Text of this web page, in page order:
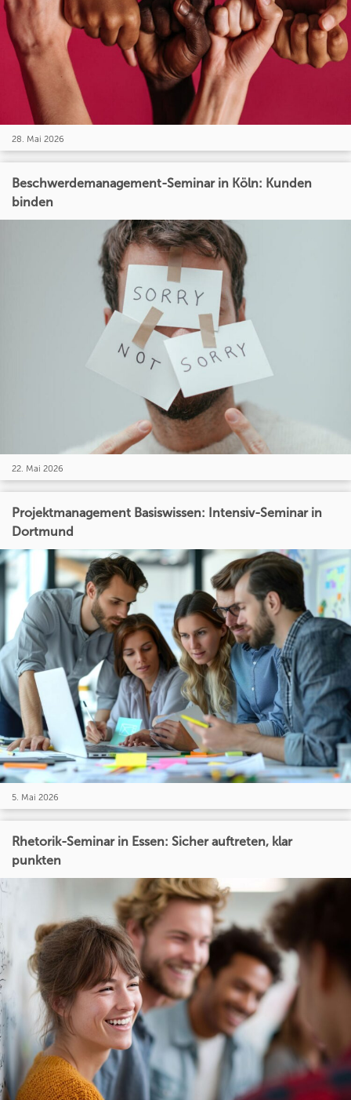
28. Mai 2026
Beschwerdemanagement-Seminar in Köln: Kunden
binden
22. Mai 2026
Projektmanagement Basiswissen: Intensiv-Seminar in
Dortmund
5. Mai 2026
Rhetorik-Seminar in Essen: Sicher auftreten, klar
punkten